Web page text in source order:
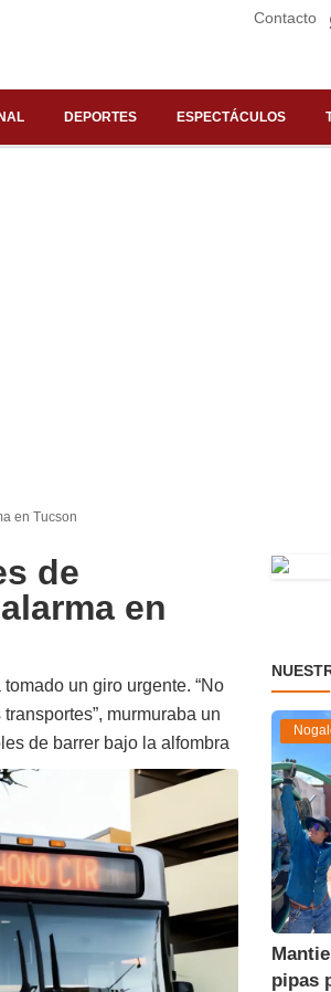
Contacto
DEPORTES ESPECTÁCULOS
en Tucson
de
en
un giro urgente. “No
murmuraba un
de barrer bajo la alfombra
pipas